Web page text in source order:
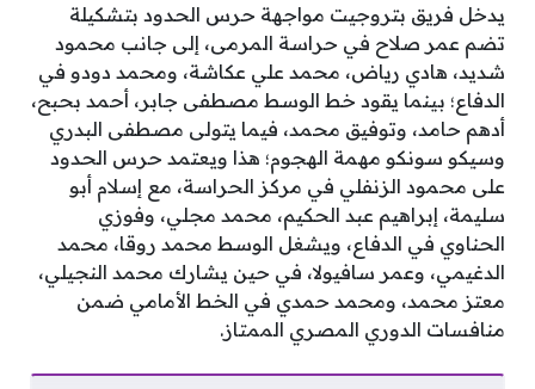
يدخل فريق بتروجيت مواجهة حرس الحدود بتشكيلة
تضم عمر صلاح في حراسة المرمى، إلى جانب محمود
شديد، هادي رياض، محمد علي عكاشة، ومحمد دودو في
الدفاع؛ بينما يقود خط الوسط مصطفى جابر، أحمد بحبح،
أدهم حامد، وتوفيق محمد، فيما يتولى مصطفى البدري
وسيكو سونكو مهمة الهجوم؛ هذا ويعتمد حرس الحدود
على محمود الزنفلي في مركز الحراسة، مع إسلام أبو
سليمة، إبراهيم عبد الحكيم، محمد مجلي، وفوزي
الحناوي في الدفاع، ويشغل الوسط محمد روقا، محمد
الدغيمي، وعمر سافيولا، في حين يشارك محمد النجيلي،
معتز محمد، ومحمد حمدي في الخط الأمامي ضمن
منافسات الدوري المصري الممتاز.